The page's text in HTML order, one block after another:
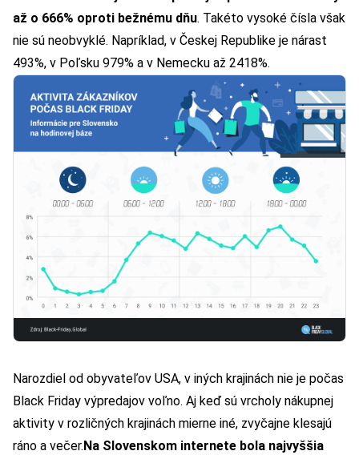
až o 666% oproti bežnému dňu. Takéto vysoké čísla však
nie sú neobvyklé. Napríklad, v Českej Republike je nárast
493%, v Poľsku 979% a v Nemecku až 2418%.
Narozdiel od obyvateľov USA, v iných krajinách nie je počas
Black Friday výpredajov voľno. Aj keď sú vrcholy nákupnej
aktivity v rozličných krajinách mierne iné, zvyčajne klesajú
ráno a večer.Na Slovenskom internete bola najvyššia